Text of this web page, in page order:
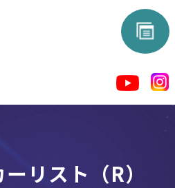
リスト（R）